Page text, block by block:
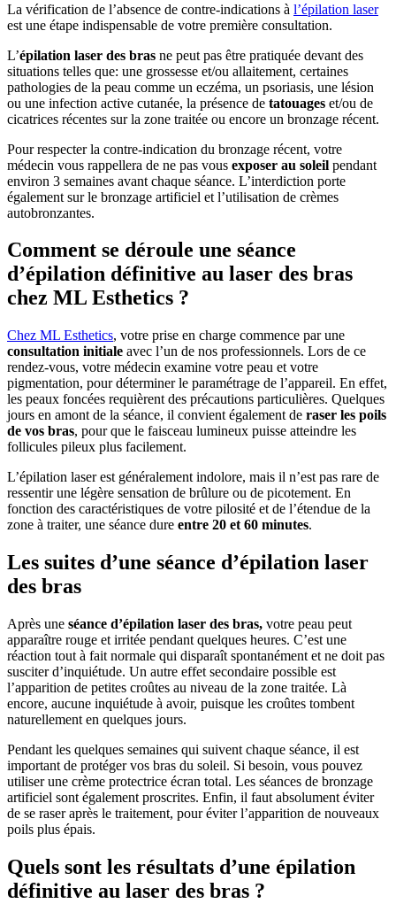
La vérification de l’absence de contre-indications à l’épilation laser
est une étape indispensable de votre première consultation.
L’épilation laser des bras ne peut pas être pratiquée devant des
situations telles que: une grossesse et/ou allaitement, certaines
pathologies de la peau comme un eczéma, un psoriasis, une lésion
ou une infection active cutanée, la présence de tatouages et/ou de
cicatrices récentes sur la zone traitée ou encore un bronzage récent.
Pour respecter la contre-indication du bronzage récent, votre
médecin vous rappellera de ne pas vous exposer au soleil pendant
environ 3 semaines avant chaque séance. L’interdiction porte
également sur le bronzage artificiel et l’utilisation de crèmes
autobronzantes.
Comment se déroule une séance
d’épilation définitive au laser des bras
chez ML Esthetics ?
Chez ML Esthetics, votre prise en charge commence par une
consultation initiale avec l’un de nos professionnels. Lors de ce
rendez-vous, votre médecin examine votre peau et votre
pigmentation, pour déterminer le paramétrage de l’appareil. En effet,
les peaux foncées requièrent des précautions particulières. Quelques
jours en amont de la séance, il convient également de raser les poils
de vos bras, pour que le faisceau lumineux puisse atteindre les
follicules pileux plus facilement.
L’épilation laser est généralement indolore, mais il n’est pas rare de
ressentir une légère sensation de brûlure ou de picotement. En
fonction des caractéristiques de votre pilosité et de l’étendue de la
zone à traiter, une séance dure entre 20 et 60 minutes.
Les suites d’une séance d’épilation laser
des bras
Après une séance d’épilation laser des bras, votre peau peut
apparaître rouge et irritée pendant quelques heures. C’est une
réaction tout à fait normale qui disparaît spontanément et ne doit pas
susciter d’inquiétude. Un autre effet secondaire possible est
l’apparition de petites croûtes au niveau de la zone traitée. Là
encore, aucune inquiétude à avoir, puisque les croûtes tombent
naturellement en quelques jours.
Pendant les quelques semaines qui suivent chaque séance, il est
important de protéger vos bras du soleil. Si besoin, vous pouvez
utiliser une crème protectrice écran total. Les séances de bronzage
artificiel sont également proscrites. Enfin, il faut absolument éviter
de se raser après le traitement, pour éviter l’apparition de nouveaux
poils plus épais.
Quels sont les résultats d’une épilation
définitive au laser des bras ?